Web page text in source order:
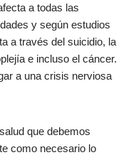
a todas las
y según estudios
a través del suicidio, la
e incluso el cáncer.
a una crisis nerviosa
que debemos
como necesario lo